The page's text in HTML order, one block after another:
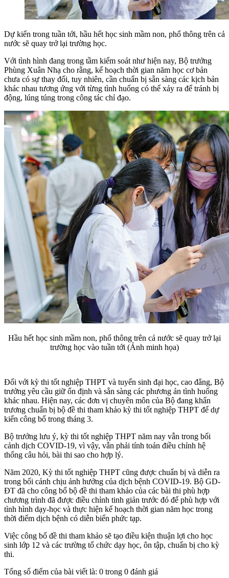
Dự kiến trong tuần tới, hầu hết học sinh mầm non, phổ thông trên cả
nước sẽ quay trở lại trường học.
Với tình hình đang trong tầm kiểm soát như hiện nay, Bộ trưởng
Phùng Xuân Nhạ cho rằng, kế hoạch thời gian năm học cơ bản
chưa có sự thay đổi, tuy nhiên, cần chuẩn bị sẵn sàng các kịch bản
khác nhau tương ứng với từng tình huống có thể xảy ra để tránh bị
động, lúng túng trong công tác chỉ đạo.
Hầu hết học sinh mầm non, phổ thông trên cả nước sẽ quay trở lại
trường học vào tuần tới (Ảnh minh họa)
Đối với kỳ thi tốt nghiệp THPT và tuyển sinh đại học, cao đẳng, Bộ
trưởng yêu cầu giữ ổn định và sẵn sàng các phương án tình huống
khác nhau. Hiện nay, các đơn vị chuyên môn của Bộ đang khẩn
trương chuẩn bị bộ đề thi tham khảo kỳ thi tốt nghiệp THPT để dự
kiến công bố trong tháng 3.
Bộ trưởng lưu ý, kỳ thi tốt nghiệp THPT năm nay vẫn trong bối
cảnh dịch COVID-19, vì vậy, vẫn phải tính toán điều chỉnh hệ
thống câu hỏi, bài thi sao cho hợp lý.
Năm 2020, Kỳ thi tốt nghiệp THPT cũng được chuẩn bị và diễn ra
trong bối cảnh chịu ảnh hưởng của dịch bệnh COVID-19. Bộ GD-
ĐT đã cho công bố bộ đề thi tham khảo của các bài thi phù hợp
chương trình đã được điều chỉnh tinh giản trước đó để phù hợp với
tình hình dạy-học và thực hiện kế hoạch thời gian năm học trong
thời điểm dịch bệnh có diễn biến phức tạp.
Việc công bố đề thi tham khảo sẽ tạo điều kiện thuận lợi cho học
sinh lớp 12 và các trường tổ chức dạy học, ôn tập, chuẩn bị cho kỳ
thi.
Tổng số điểm của bài viết là: 0 trong 0 đánh giá